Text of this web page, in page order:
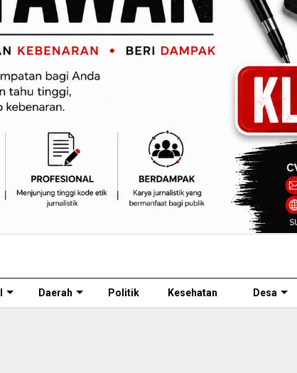
Daerah Politik Kesehatan Desa